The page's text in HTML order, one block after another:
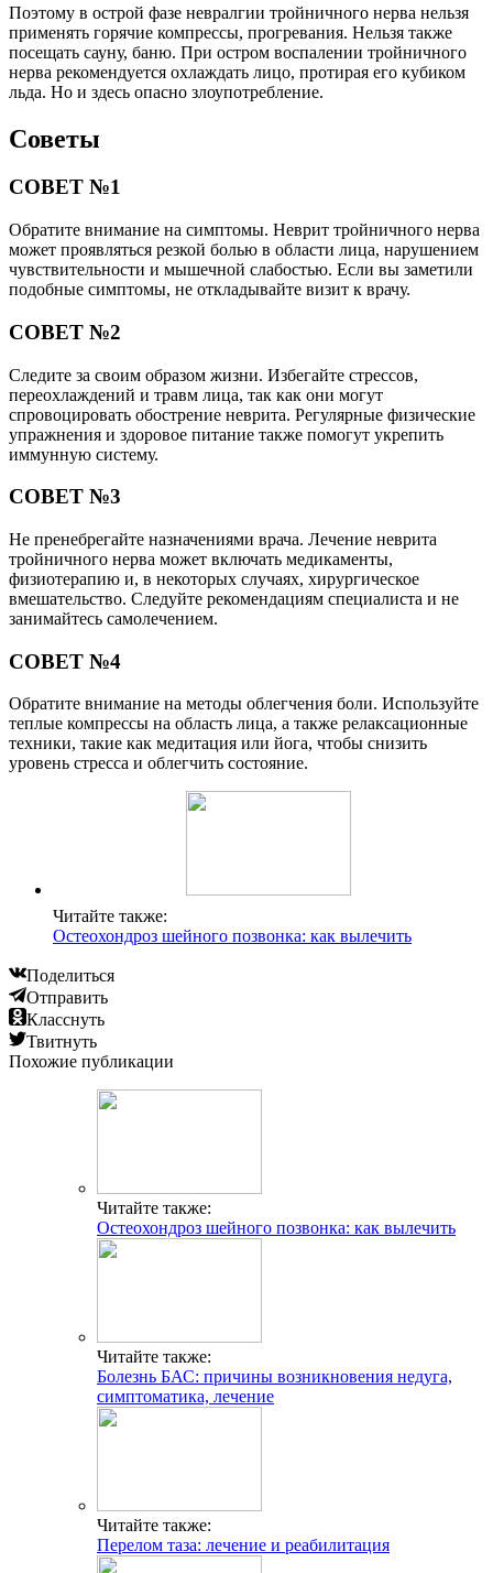
Поэтому в острой фазе невралгии тройничного нерва нельзя
применять горячие компрессы, прогревания. Нельзя также
посещать сауну, баню. При остром воспалении тройничного
нерва рекомендуется охлаждать лицо, протирая его кубиком
льда. Но и здесь опасно злоупотребление.
Советы
СОВЕТ №1
Обратите внимание на симптомы. Неврит тройничного нерва
может проявляться резкой болью в области лица, нарушением
чувствительности и мышечной слабостью. Если вы заметили
подобные симптомы, не откладывайте визит к врачу.
СОВЕТ №2
Следите за своим образом жизни. Избегайте стрессов,
переохлаждений и травм лица, так как они могут
спровоцировать обострение неврита. Регулярные физические
упражнения и здоровое питание также помогут укрепить
иммунную систему.
СОВЕТ №3
Не пренебрегайте назначениями врача. Лечение неврита
тройничного нерва может включать медикаменты,
физиотерапию и, в некоторых случаях, хирургическое
вмешательство. Следуйте рекомендациям специалиста и не
занимайтесь самолечением.
СОВЕТ №4
Обратите внимание на методы облегчения боли. Используйте
теплые компрессы на область лица, а также релаксационные
техники, такие как медитация или йога, чтобы снизить
уровень стресса и облегчить состояние.
Читайте также:
Остеохондроз шейного позвонка: как вылечить
Поделиться
Отправить
Класснуть
Твитнуть
Похожие публикации
Читайте также:
Остеохондроз шейного позвонка: как вылечить
Читайте также:
Болезнь БАС: причины возникновения недуга,
симптоматика, лечение
Читайте также:
Перелом таза: лечение и реабилитация